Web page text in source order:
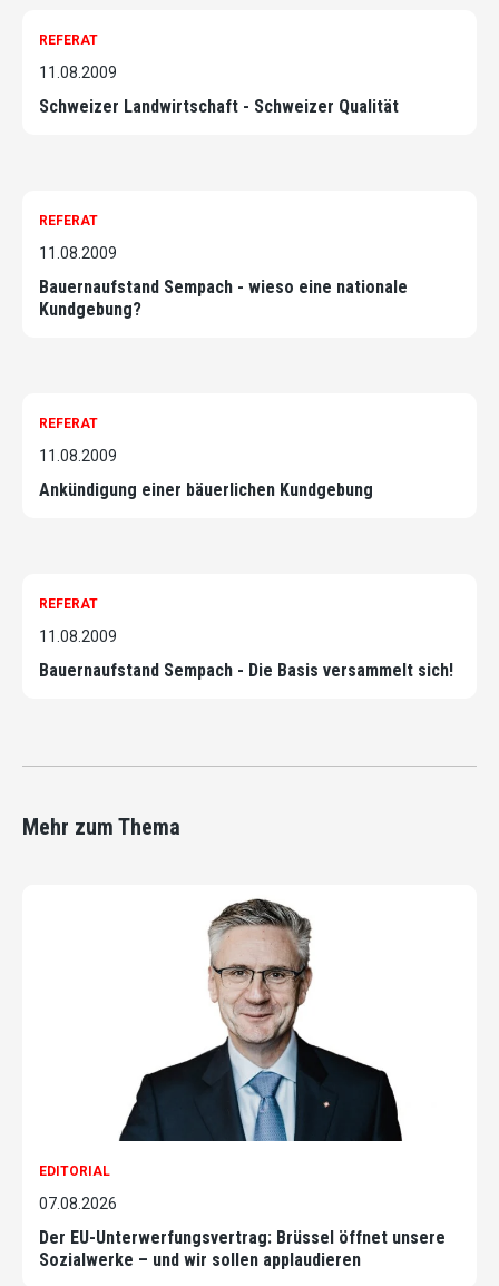
REFERAT
11.08.2009
Schweizer Landwirtschaft - Schweizer Qualität
REFERAT
11.08.2009
Bauernaufstand Sempach - wieso eine nationale
Kundgebung?
REFERAT
11.08.2009
Ankündigung einer bäuerlichen Kundgebung
REFERAT
11.08.2009
Bauernaufstand Sempach - Die Basis versammelt sich!
Mehr zum Thema
EDITORIAL
07.08.2026
Der EU-Unterwerfungsvertrag: Brüssel öffnet unsere
Sozialwerke – und wir sollen applaudieren